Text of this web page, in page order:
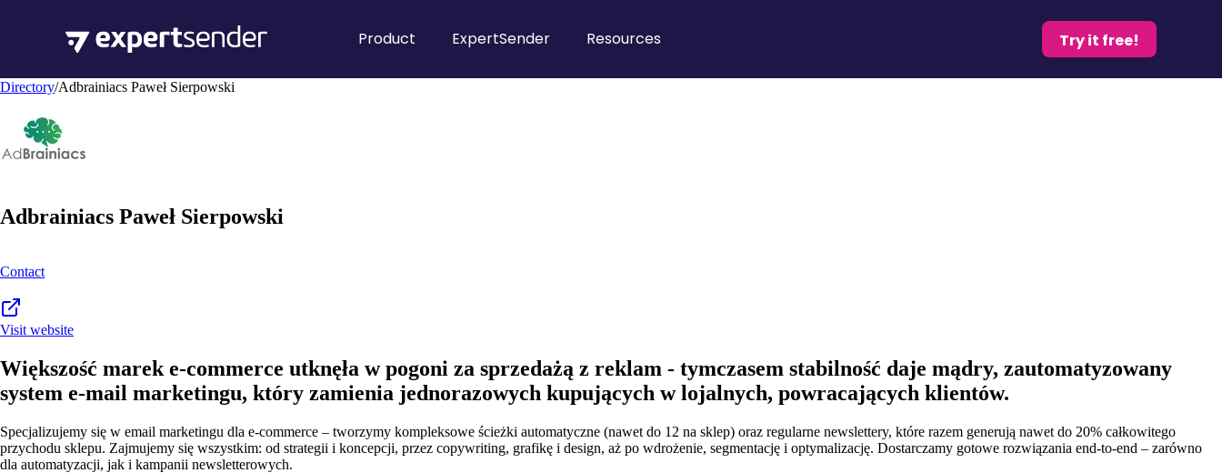
Product ExpertSender Resources Try it free!
Directory/Adbrainiacs Paweł Sierpowski
Adbrainiacs Paweł Sierpowski
Contact
Visit website
Większość marek e-commerce utknęła w pogoni za sprzedażą z reklam - tymczasem stabilność daje mądry, zautomatyzowany
system e-mail marketingu, który zamienia jednorazowych kupujących w lojalnych, powracających klientów.
Specjalizujemy się w email marketingu dla e-commerce – tworzymy kompleksowe ścieżki automatyczne (nawet do 12 na sklep) oraz regularne newslettery, które razem generują nawet do 20% całkowitego
przychodu sklepu. Zajmujemy się wszystkim: od strategii i koncepcji, przez copywriting, grafikę i design, aż po wdrożenie, segmentację i optymalizację. Dostarczamy gotowe rozwiązania end-to-end – zarówno
dla automatyzacji, jak i kampanii newsletterowych.